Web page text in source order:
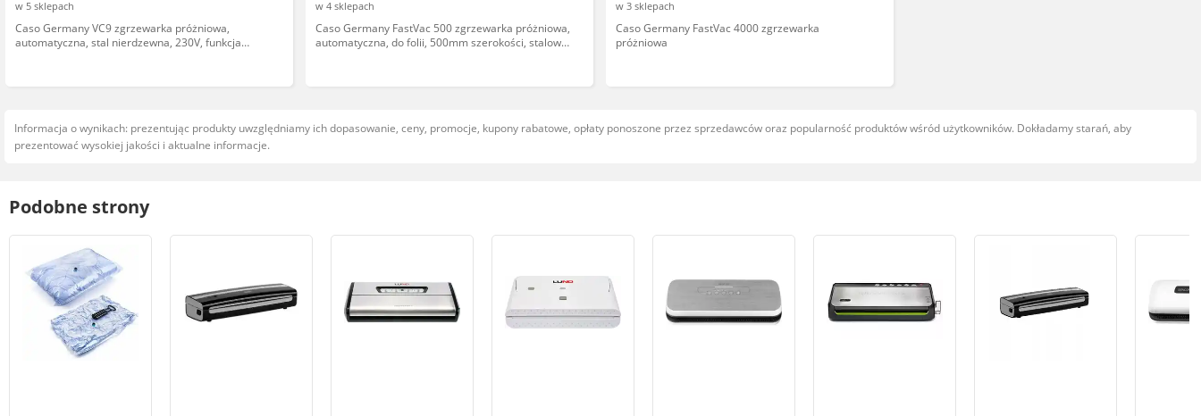
w 5 sklepach
Caso Germany VC9 zgrzewarka próżniowa,
automatyczna, stal nierdzewna, 230V, funkcja
w 4 sklepach
Caso Germany FastVac 500 zgrzewarka próżniowa,
automatyczna, do folii, 500mm szerokości, stalowa,
w 3 sklepach
Caso Germany FastVac 4000 zgrzewarka
próżniowa
Informacja o wynikach: prezentując produkty uwzględniamy ich dopasowanie, ceny, promocje, kupony rabatowe, opłaty ponoszone przez sprzedawców oraz popularność produktów wśród użytkowników. Dokładamy starań, aby
prezentować wysokiej jakości i aktualne informacje.
Podobne strony